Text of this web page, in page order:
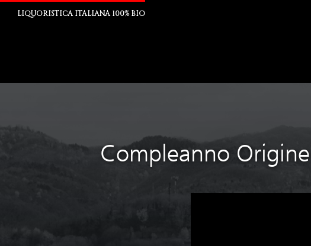
LIQUORISTICA ITALIANA 100% BIO
Compleanno